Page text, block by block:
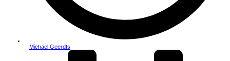
Michael Geerdts